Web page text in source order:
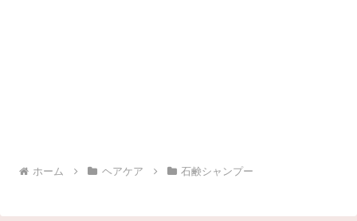
ホーム ヘアケア 石鹸シャンプー